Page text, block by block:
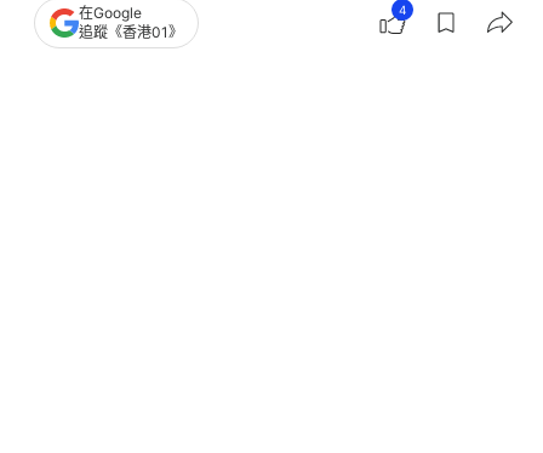
在Google
追蹤《香港01》
4